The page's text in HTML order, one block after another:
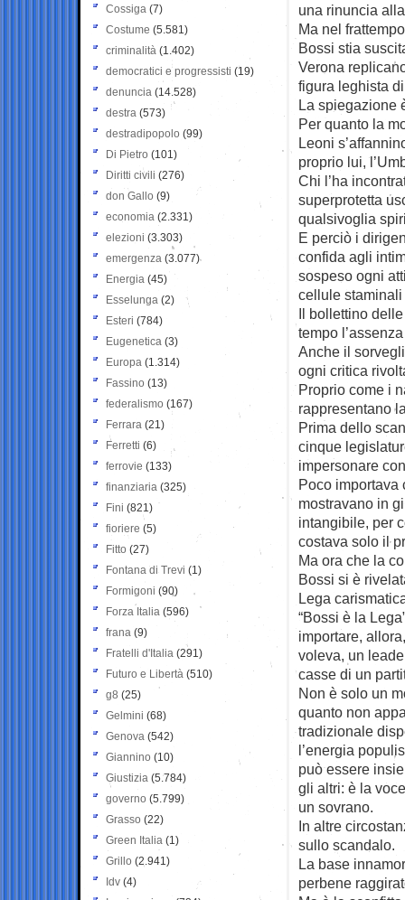
una rinuncia
Ma nel
Bossi stia
Verona
figura leghista
La spiegazione
Per quanto la
Leoni
proprio lui,
Chi l’ha
superprotetta
qualsivoglia
E perciò i
confida agli
sospeso ogni
cellule
Il bollettino
tempo
Anche il
ogni critica
Proprio come i
rappresentano
Prima dello
cinque
impersonare
Poco importava
mostravano in
intangibile, per
costava solo il
Ma ora che la
Bossi si è
Lega
“Bossi è la
importare,
voleva, un
casse di un
Non è solo un
quanto non
tradizionale
l’energia
può essere
gli altri: è la
un sovrano.
In altre
sullo scandalo.
La base
perbene
Cossiga (7)
Costume (5.581)
criminalità (1.402)
democratici e progressisti (19)
denuncia (14.528)
destra (573)
destradipopolo (99)
Di Pietro (101)
Diritti civili (276)
don Gallo (9)
economia (2.331)
elezioni (3.303)
emergenza (3.077)
Energia (45)
Esselunga (2)
Esteri (784)
Eugenetica (3)
Europa (1.314)
Fassino (13)
federalismo (167)
Ferrara (21)
Ferretti (6)
ferrovie (133)
finanziaria (325)
Fini (821)
fioriere (5)
Fitto (27)
Fontana di Trevi (1)
Formigoni (90)
Forza Italia (596)
frana (9)
Fratelli d'Italia (291)
Futuro e Libertà (510)
g8 (25)
Gelmini (68)
Genova (542)
Giannino (10)
Giustizia (5.784)
governo (5.799)
Grasso (22)
Green Italia (1)
Grillo (2.941)
Idv (4)